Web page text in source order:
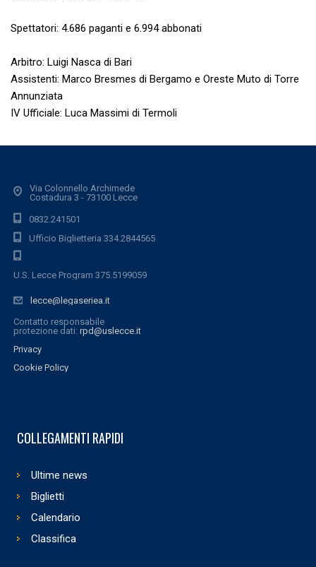
Spettatori: 4.686 paganti e 6.994 abbonati
Arbitro: Luigi Nasca di Bari
Assistenti: Marco Bresmes di Bergamo e Oreste Muto di Torre
Annunziata
IV Ufficiale: Luca Massimi di Termoli
Via Colonnello Archimede
Costadura 3 - 73100 Lecce
0832.241501
Ufficio Biglietteria 334.2844565
U.S. Lecce Program 375.5199059
lecce@legaseriea.it
Contatto responsabile
protezione dati: rpd@uslecce.it
Privacy
Cookie Policy
COLLEGAMENTI RAPIDI
Ultime news
Biglietti
Calendario
Classifica